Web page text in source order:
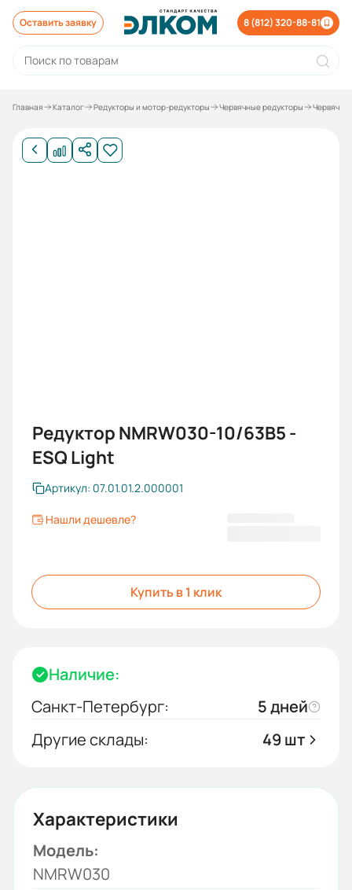
Оставить заявку 8 (812) 320-88-81
Главная Каталог Редукторы и мотор-редукторы Червячные редукторы
Редуктор NMRW030-10/63B5 -
ESQ Light
Артикул: 07.01.01.2.000001
Нашли дешевле?
Купить в 1 клик
Наличие:
Санкт-Петербург:
5 дней
Другие склады:
49 шт
Характеристики
Модель:
NMRW030